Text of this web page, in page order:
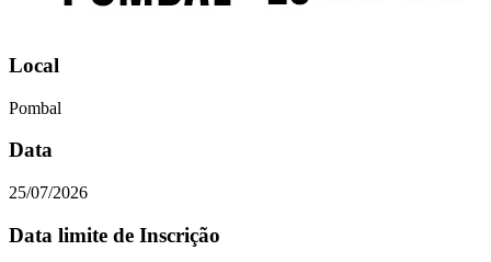
Local
Pombal
Data
25/07/2026
Data limite de Inscrição